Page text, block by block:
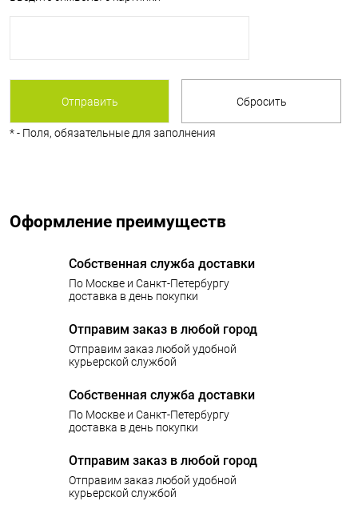
*- Поля, обязательные для заполнения
Оформление преимуществ
Собственная служба доставки
По Москве и Санкт-Петербургу
доставка в день покупки
Отправим заказ в любой город
Отправим заказ любой удобной
курьерской службой
Собственная служба доставки
По Москве и Санкт-Петербургу
доставка в день покупки
Отправим заказ в любой город
Отправим заказ любой удобной
курьерской службой